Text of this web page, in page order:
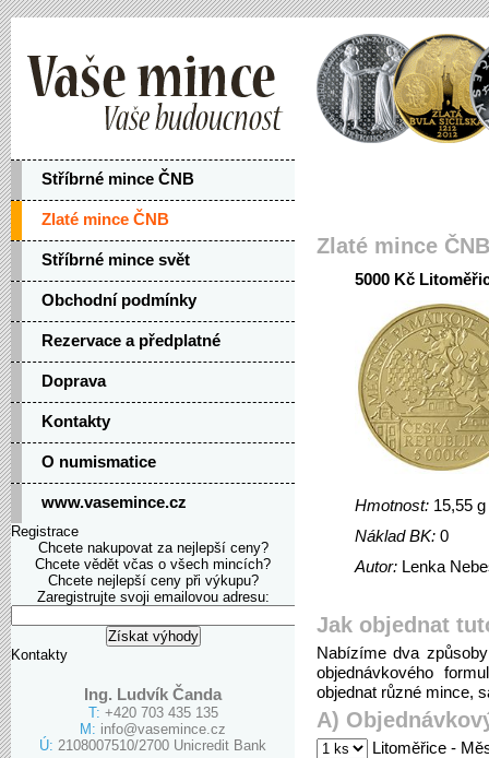
Stříbrné mince ČNB
Zlaté mince ČNB
Stříbrné mince svět
Obchodní podmínky
Rezervace a předplatné
Doprava
Kontakty
O numismatice
www.vasemince.cz
Registrace
Chcete nakupovat za nejlepší ceny?
Chcete vědět včas o všech mincích?
Chcete nejlepší ceny při výkupu?
Zaregistrujte svoji emailovou adresu:
Kontakty
Ing. Ludvík Čanda
T: +420 703 435 135
M: info@vasemince.cz
Ú: 2108007510/2700 Unicredit Bank
Zlaté mince ČNB
5000 Kč
Hmotnost: 15,55 g
Náklad BK: 0
Autor: Lenka
Jak objednat
Nabízíme dva
objednávkového
objednat různé mince,
A)
Litoměřice -